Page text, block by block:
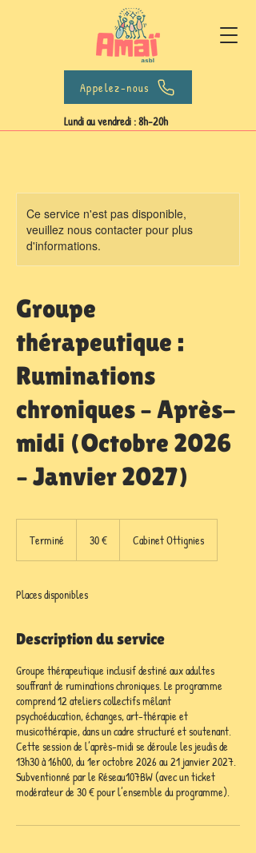
Appelez-nous
Lundi au vendredi : 8h-20h
Ce service n'est pas disponible,
veuillez nous contacter pour plus
d'informations.
Groupe
thérapeutique :
Ruminations
chroniques – Après-
midi (Octobre 2026
– Janvier 2027)
Terminé
i
é
30 € Cabinet Ottignies
Places disponibles
Description du service
Groupe thérapeutique inclusif destiné aux adultes
souffrant de ruminations chroniques. Le programme
comprend 12 ateliers collectifs mêlant
psychoéducation, échanges, art-thérapie et
musicothérapie, dans un cadre structuré et soutenant.
Cette session de l’après-midi se déroule les jeudis de
13h30 à 16h00, du 1er octobre 2026 au 21 janvier 2027.
Subventionné par le Réseau107BW (avec un ticket
modérateur de 30 € pour l’ensemble du programme).